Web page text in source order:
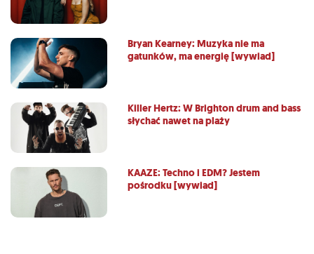
Bryan Kearney: Muzyka nie ma
gatunków, ma energię [wywiad]
Killer Hertz: W Brighton drum and bass
słychać nawet na plaży
KAAZE: Techno i EDM? Jestem
pośrodku [wywiad]